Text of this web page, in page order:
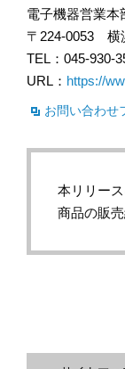
電子機器営業
〒224-0053 横
TEL：045-930-
URL： https://
お問い合わせ
本リリー
商品の販